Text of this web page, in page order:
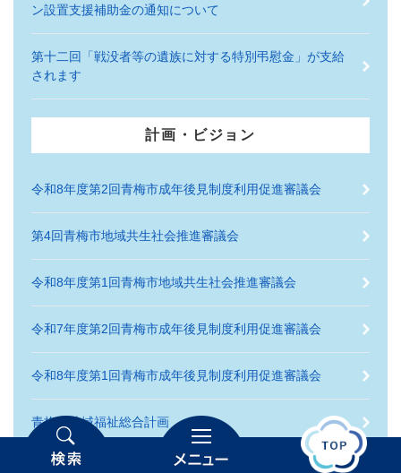
ン設置支援補助金の通知について
第十二回「戦没者等の遺族に対する特別弔慰金」が支給
されます
計画・ビジョン
令和8年度第2回青梅市成年後見制度利用促進審議会
第4回青梅市地域共生社会推進審議会
令和8年度第1回青梅市地域共生社会推進審議会
令和7年度第2回青梅市成年後見制度利用促進審議会
令和8年度第1回青梅市成年後見制度利用促進審議会
青梅市地域福祉総合計画
重層的支援体制整備事業3年目スタート